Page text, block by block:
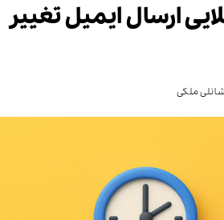
ارسال ایمیل تغییر
شانلی ملکی